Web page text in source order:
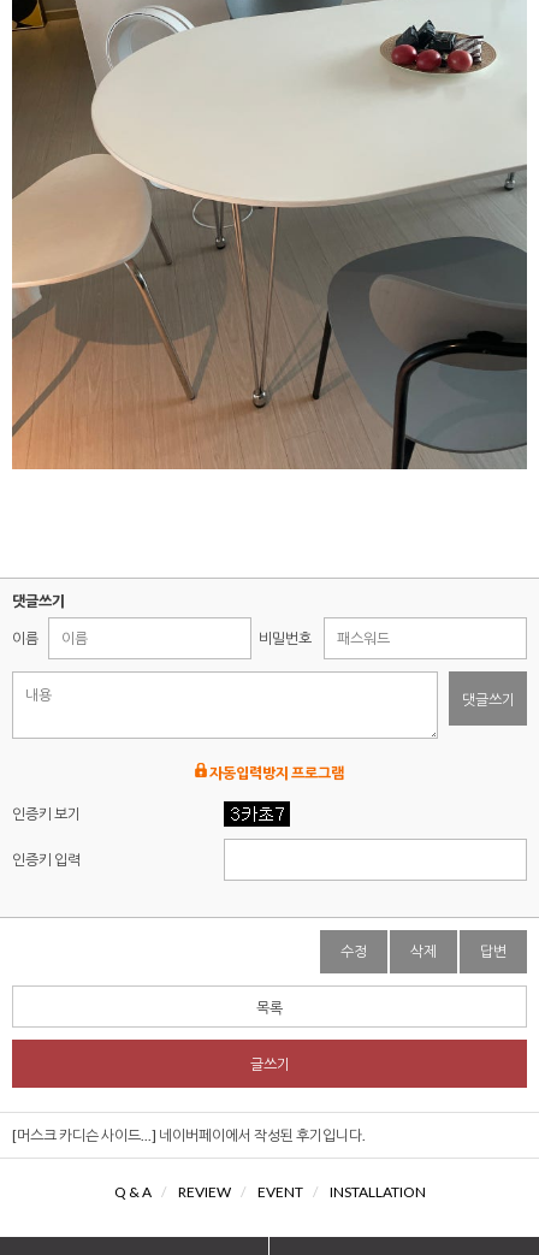
댓글쓰기
이름 비밀번호
댓글쓰기
자동입력방지 프로그램
인증키 보기
인증키 입력
수정 삭제 답변
목록
글쓰기
[머스크 카디슨 사이드...] 네이버페이에서 작성된 후기입니다.
Q & A / REVIEW / EVENT / INSTALLATION